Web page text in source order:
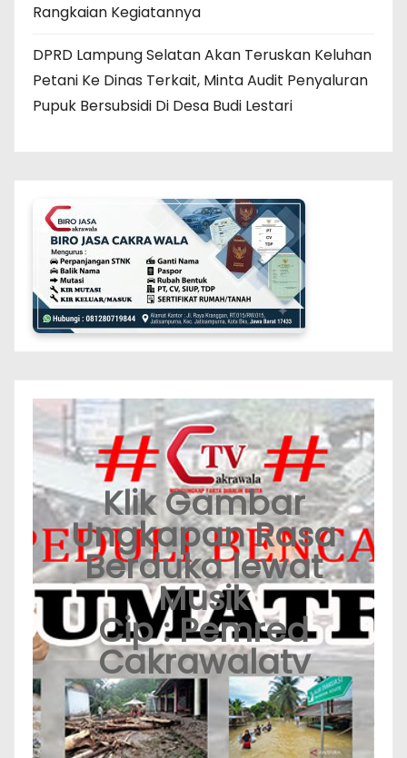
Rangkaian Kegiatannya
DPRD Lampung Selatan Akan Teruskan Keluhan
Petani Ke Dinas Terkait, Minta Audit Penyaluran
Pupuk Bersubsidi Di Desa Budi Lestari
Klik Gambar
Ungkapan Rasa
Berduka lewat
Musik
Cip : Pemred
Cakrawalatv